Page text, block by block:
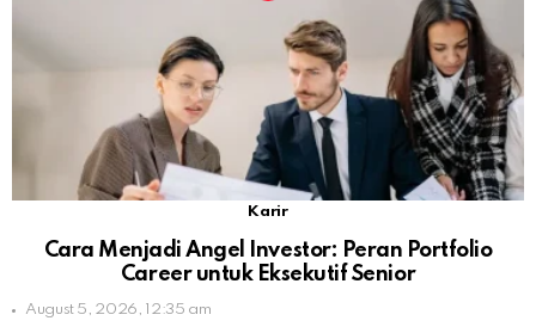
Karir
Cara Menjadi Angel Investor: Peran Portfolio
Career untuk Eksekutif Senior
August 5, 2026, 12:35 am